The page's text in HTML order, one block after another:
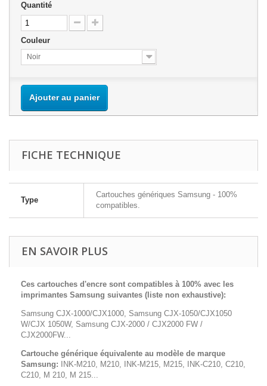
Quantité
Couleur
Noir
Ajouter au panier
FICHE TECHNIQUE
Type
Cartouches génériques Samsung - 100%
compatibles.
EN SAVOIR PLUS
Ces cartouches d'encre sont compatibles à 100% avec les
imprimantes Samsung suivantes (liste non exhaustive):
Samsung CJX-1000/CJX1000, Samsung CJX-1050/CJX1050
W/CJX 1050W, Samsung CJX-2000 / CJX2000 FW /
CJX2000FW...
Cartouche générique équivalente au modèle de marque
Samsung:
INK-M210, M210, INK-M215, M215, INK-C210, C210,
C210, M 210, M 215...